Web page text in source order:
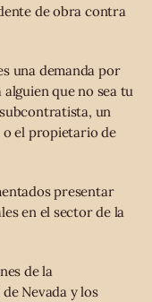
de obra contra
una demanda por
que no sea tu
un
el propietario de
presentar
en el sector de la
de la
Nevada y los